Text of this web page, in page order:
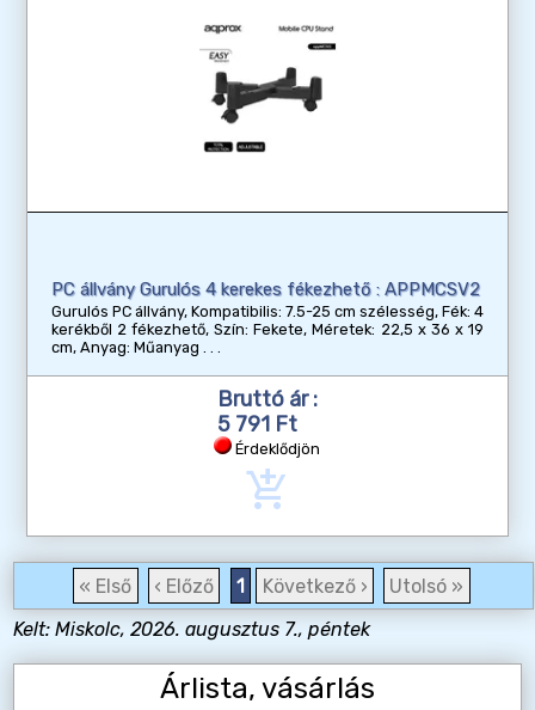
PC állvány Gurulós 4 kerekes fékezhető : APPMCSV2
Gurulós PC állvány, Kompatibilis: 7.5-25 cm szélesség, Fék: 4
kerékből 2 fékezhető, Szín: Fekete, Méretek: 22,5 x 36 x 19
cm, Anyag: Műanyag
Bruttó ár :
5 791 Ft
Érdeklődjön
add_shopping_cart
« Első ‹ Előző 1 Következő ›
Utolsó »
Kelt: Miskolc, 2026. augusztus 7., péntek
Árlista, vásárlás